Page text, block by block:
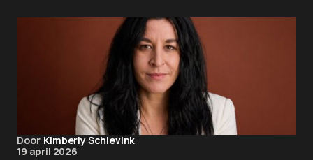
Door Kimberly Schievink
19 april 2026